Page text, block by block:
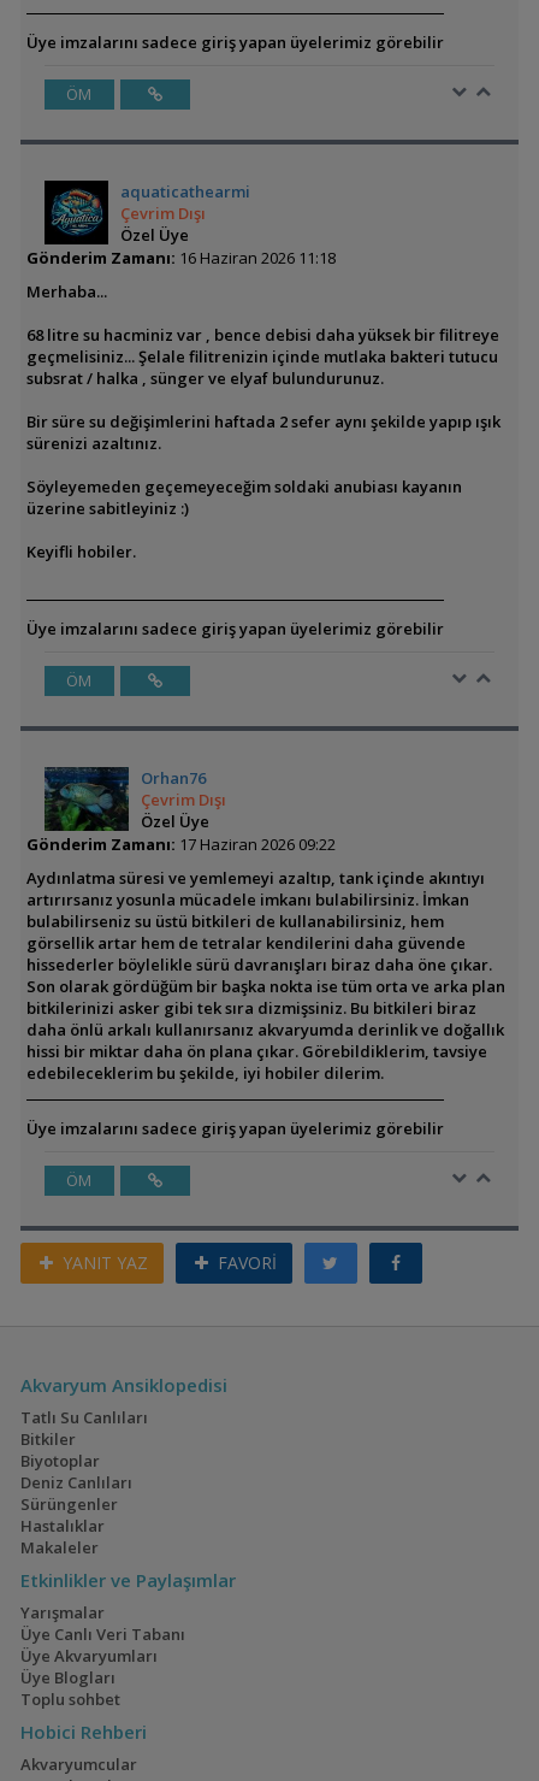
Üye imzalarını sadece giriş yapan üyelerimiz görebilir
ÖM
aquaticathearmi
Çevrim Dışı
Özel Üye
Gönderim Zamanı: 16 Haziran 2026 11:18
Merhaba...
68 litre su hacminiz var , bence debisi daha yüksek bir filitreye
geçmelisiniz... Şelale filitrenizin içinde mutlaka bakteri tutucu
subsrat / halka , sünger ve elyaf bulundurunuz.
Bir süre su değişimlerini haftada 2 sefer aynı şekilde yapıp ışık
sürenizi azaltınız.
Söyleyemeden geçemeyeceğim soldaki anubiası kayanın
üzerine sabitleyiniz :)
Keyifli hobiler.
Üye imzalarını sadece giriş yapan üyelerimiz görebilir
ÖM
Orhan76
Çevrim Dışı
Özel Üye
Gönderim Zamanı: 17 Haziran 2026 09:22
Aydınlatma süresi ve yemlemeyi azaltıp, tank içinde akıntıyı
artırırsanız yosunla mücadele imkanı bulabilirsiniz. İmkan
bulabilirseniz su üstü bitkileri de kullanabilirsiniz, hem
görsellik artar hem de tetralar kendilerini daha güvende
hissederler böylelikle sürü davranışları biraz daha öne çıkar.
Son olarak gördüğüm bir başka nokta ise tüm orta ve arka plan
bitkilerinizi asker gibi tek sıra dizmişsiniz. Bu bitkileri biraz
daha önlü arkalı kullanırsanız akvaryumda derinlik ve doğallık
hissi bir miktar daha ön plana çıkar. Görebildiklerim, tavsiye
edebileceklerim bu şekilde, iyi hobiler dilerim.
Üye imzalarını sadece giriş yapan üyelerimiz görebilir
ÖM
YANIT YAZ FAVORİ
Akvaryum Ansiklopedisi
Tatlı Su Canlıları
Bitkiler
Biyotoplar
Deniz Canlıları
Sürüngenler
Hastalıklar
Makaleler
Etkinlikler ve Paylaşımlar
Yarışmalar
Üye Canlı Veri Tabanı
Üye Akvaryumları
Üye Blogları
Toplu sohbet
Hobici Rehberi
Akvaryumcular